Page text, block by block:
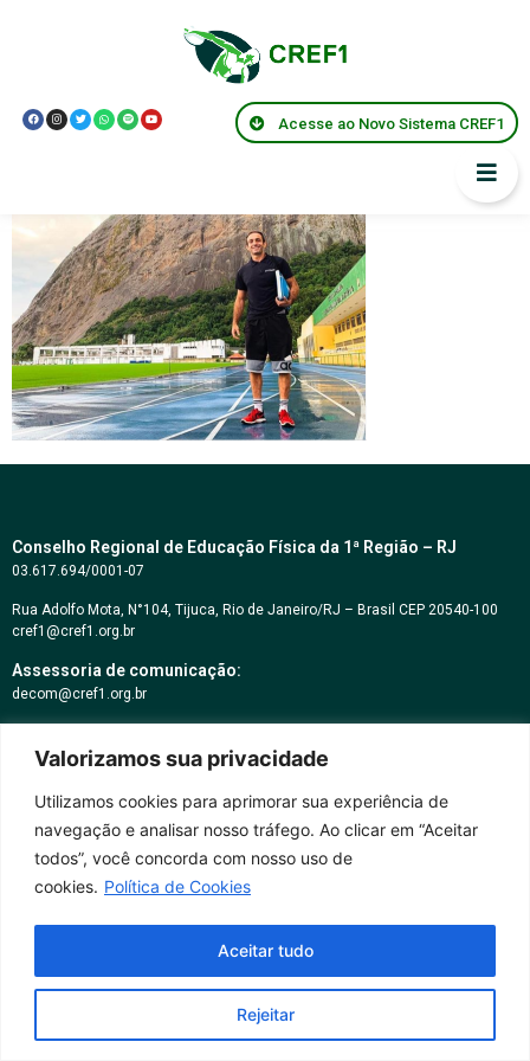
Valorizamos sua privacidade
Utilizamos cookies para aprimorar sua experiência de
navegação e analisar nosso tráfego. Ao clicar em “Aceitar
todos”, você concorda com nosso uso de
cookies. Política de Cookies
Rejeitar
Aceitar tudo
Acesse ao Novo Sistema CREF1
Sem título
Conselho Regional de Educação Física da 1ª Região – RJ
03.617.694/0001-07
Rua Adolfo Mota, N°104, Tijuca, Rio de Janeiro/RJ – Brasil CEP 20540-100
cref1@cref1.org.br
Assessoria de comunicação:
decom@cref1.org.br
Horários de atendimento:
Whatsapp: (21) 2569-2398